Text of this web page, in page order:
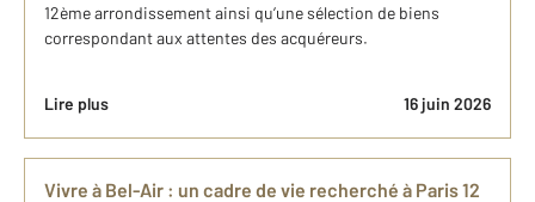
12ème arrondissement ainsi qu’une sélection de biens
correspondant aux attentes des acquéreurs.
Lire plus 16 juin 2026
Vivre à Bel-Air : un cadre de vie recherché à Paris 12